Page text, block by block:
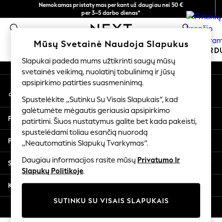
Nemokamas pristatymas perkant už daugiau nei 50 €
per 3–5 darbo dienas*
Dabar galite apsipirkti lietuvių kalba!
0
MOKYKLINĖ APRANGA ŠVENTINĖ
SCHOOLWEAR
All Boys Schoolwear
Shoes
Trousers
Shorts
Shirts
Polo Shirts
Sweatshirts & Jumpers
Coats & Jackets
Underwear
Multipacks
All Boys Sport & Swimwear
An error occurred on client
Mūsų socialiniai tinklai
Mano paskyra
Prisijunkite prie savo paskyros
Pagalba
Privatumas ir teisinė informacija
Skyriai
Kitos paslaugos
Mūsų Svetainė Naudoja Slapukus
Slapukai padeda mums užtikrinti saugų mūsų
svetainės veikimą, nuolatinį tobulinimą ir jūsų
apsipirkimo patirties suasmeninimą.
Spustelėkite „Sutinku Su Visais Slapukais“, kad
galėtumėte mėgautis geriausia apsipirkimo
patirtimi. Šiuos nustatymus galite bet kada pakeisti,
spustelėdami toliau esančią nuorodą
„Neautomatinis Slapukų Tvarkymas“.
Daugiau informacijos rasite mūsų Privatumo Ir
Slapukų Politikoje.
SUTINKU SU VISAIS SLAPUKAIS